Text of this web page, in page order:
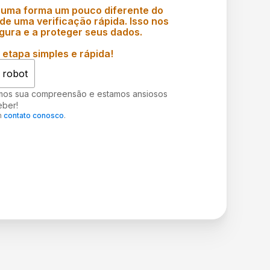
forma um pouco diferente do
uma verificação rápida. Isso nos
e a proteger seus dados.
simples e rápida!
robot
sua compreensão e estamos ansiosos
contato conosco.